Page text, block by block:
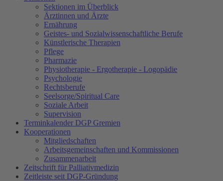
Sektionen im Überblick
Ärztinnen und Ärzte
Ernährung
Geistes- und Sozialwissenschaftliche Berufe
Künstlerische Therapien
Pflege
Pharmazie
Physiotherapie - Ergotherapie - Logopädie
Psychologie
Rechtsberufe
Seelsorge/Spiritual Care
Soziale Arbeit
Supervision
Terminkalender DGP Gremien
Kooperationen
Mitgliedschaften
Arbeitsgemeinschaften und Kommissionen
Zusammenarbeit
Zeitschrift für Palliativmedizin
Zeitleiste seit DGP-Gründung